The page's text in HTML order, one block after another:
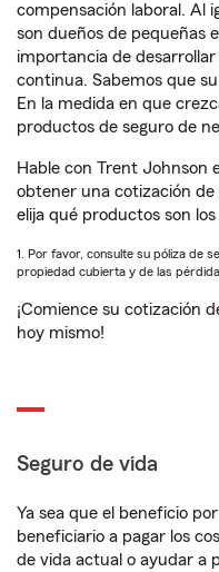
compensación laboral. Al
son dueños de pequeñas
importancia de
continua. Sabemos que
En la medida en que
productos de seguro de
Hable con Trent Johnson
obtener una cotización
elija qué productos son
1. Por favor, consulte su póliza de
propiedad cubierta y de las
¡Comience su cotización
hoy mismo!
Seguro de vida
Ya sea que el beneficio
beneficiario a pagar los
de vida actual o ayudar a